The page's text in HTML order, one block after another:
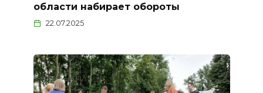
области набирает обороты
22.07.2025